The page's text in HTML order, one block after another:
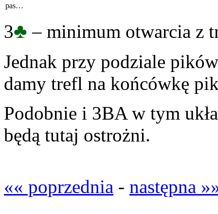
pas…
3♣ – minimum otwarcia z
Jednak przy podziale
damy trefl na końcówkę
Podobnie i 3BA w tym
będą tutaj ostrożni.
«« poprzednia - następna